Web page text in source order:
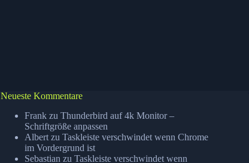
Neueste Kommentare
Frankzu Thunderbird auf 4k Monitor –
Schriftgröße anpassen
Albertzu Taskleiste verschwindet wenn Chrome
im Vordergrund ist
Sebastian zu Taskleiste verschwindet wenn